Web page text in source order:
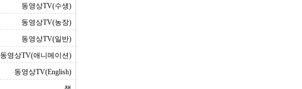
동영상TV(수생)
동영상TV(농장)
동영상TV(일반)
동영상TV(애니메이션)
동영상TV(English)